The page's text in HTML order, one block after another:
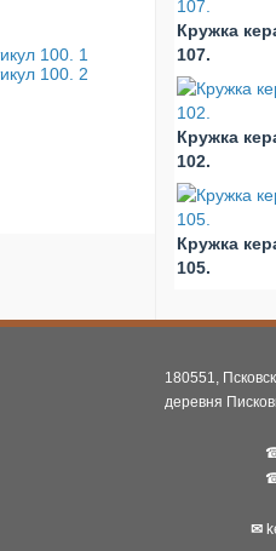
Кружка
107.
Кружка
102.
Кружка
105.
180551,
деревня
✉